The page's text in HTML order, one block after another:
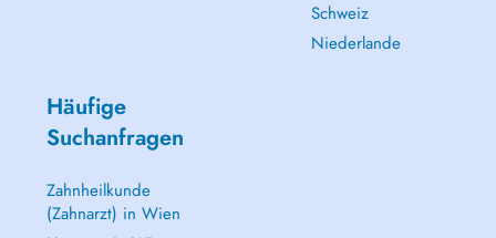
Schweiz
Niederlande
Häufige
Suchanfragen
Zahnheilkunde
(Zahnarzt) in Wien